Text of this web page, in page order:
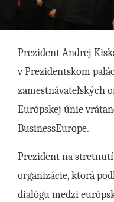
Prezident Andrej
v Prezidentskom
zamestnávateľských
Európskej únie
BusinessEurope.
Prezident na
organizácie, ktorá
dialógu medzi